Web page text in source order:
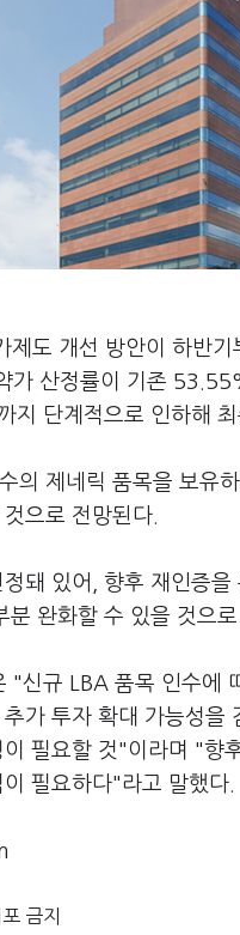
도 개선 방안이 하반
가 산정률이 기존
단계적으로 인하해
의 제네릭 품목을 보유
으로 전망된다.
돼 있어, 향후 재인증
완화할 수 있을 것으로
"신규 LBA 품목 인수에
가 투자 확대 가능성
필요할 것"이라며 "향
필요하다"라고 말했다.
금지